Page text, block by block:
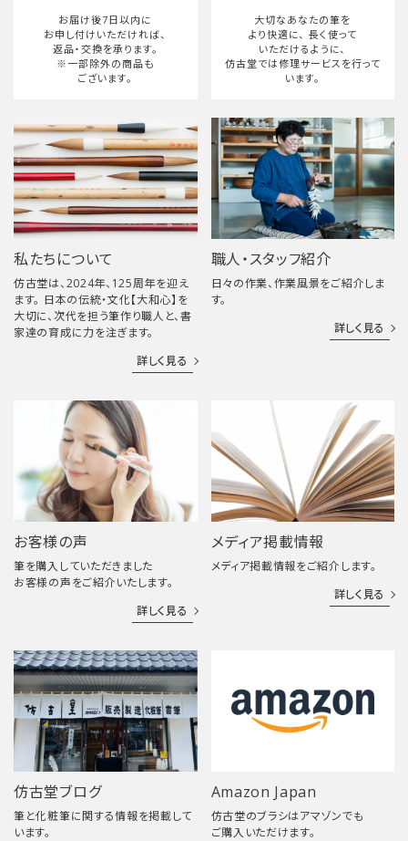
お届け後7日以内に
お申し付けいただければ、
返品・交換を承ります。
※一部除外の商品も
ございます。
大切なあなたの筆を
より快適に、 長く使って
いただけるように、
仿古堂では修理サービスを行って
います。
私たちについて
仿古堂は、2024年、125周年を迎え
ます。 日本の伝統・文化【大和心】を
大切に、次代を担う筆作り職人と、書
家達の育成に力を注ぎます。
詳しく見る
職人・スタッフ紹介
日々の作業、作業風景をご紹介しま
す。
詳しく見る
お客様の声
筆を購入していただきました
お客様の声をご紹介いたします。
詳しく見る
メディア掲載情報
メディア掲載情報をご紹介します。
詳しく見る
仿古堂ブログ
筆と化粧筆に関する情報を掲載して
います。
Amazon Japan
仿古堂のブラシはアマゾンでも
ご購入いただけます。